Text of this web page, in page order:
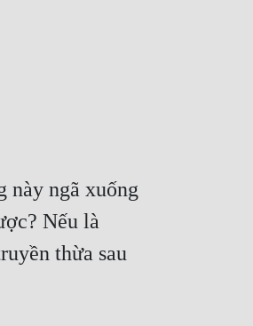
này ngã xuống
Nếu là
thừa sau